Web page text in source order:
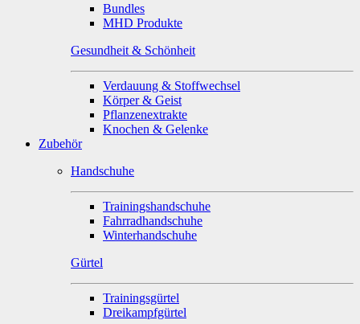
Bundles
MHD Produkte
Gesundheit & Schönheit
Verdauung & Stoffwechsel
Körper & Geist
Pflanzenextrakte
Knochen & Gelenke
Zubehör
Handschuhe
Trainingshandschuhe
Fahrradhandschuhe
Winterhandschuhe
Gürtel
Trainingsgürtel
Dreikampfgürtel